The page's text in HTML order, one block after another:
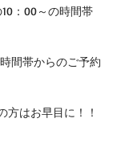
10：00～の時間帯
間帯からのご予約
方はお早目に！！